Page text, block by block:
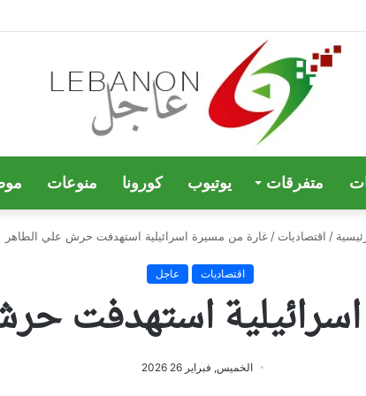
متفرقات يوتيوب كورونا منوعات
/ اقتصاديات / غارة من مسيرة اسرائيلية استهدفت حرش علي الطاهر
اقتصاديات عاجل
استهدفت
الخميس, فبراير 26 2026